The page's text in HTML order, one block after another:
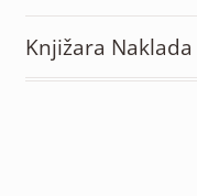
Knjižara